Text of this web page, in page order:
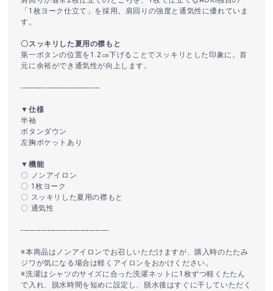
「1枚ヨーク仕立て」を採用。肩回りの強度と通気性に優れていま
す。
〇スッキリした夏用の襟もと
第一ボタンの位置を1.2㎝下げることでスッキリとした印象に。首
元に余裕ができ通気性が向上します。
------------------------------------
▼仕様
半袖
ボタンダウン
左胸ポケットあり
▼機能
〇 ノンアイロン
〇 1枚ヨーク
〇 スッキリした夏用の襟もと
〇 通気性
----------------------------------------
※本商品はノンアイロンでお召しいただけますが、購入時のたたみ
ジワが気になる場合は軽くアイロンをおかけください。
※洗濯はシャツのサイズに合った洗濯ネットに1枚ずつ軽くたたん
で入れ、脱水時間を短めに設定し、脱水後はすぐに干していただく